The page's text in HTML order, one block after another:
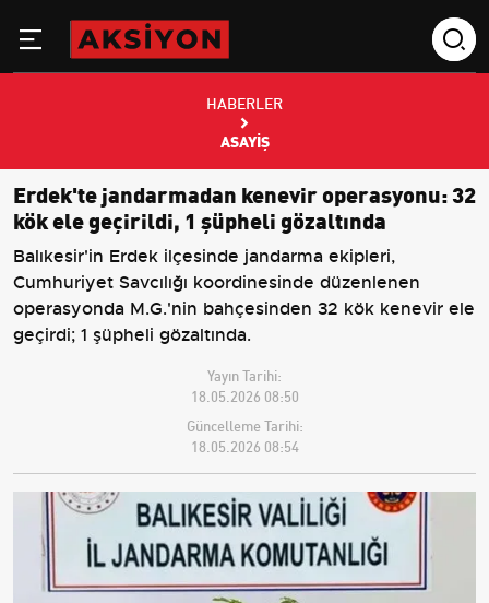
HABERLER
ASAYIŞ
Erdek'te jandarmadan kenevir operasyonu: 32
kök ele geçirildi, 1 şüpheli gözaltında
Balıkesir'in Erdek ilçesinde jandarma ekipleri,
Cumhuriyet Savcılığı koordinesinde düzenlenen
operasyonda M.G.'nin bahçesinden 32 kök kenevir ele
geçirdi; 1 şüpheli gözaltında.
Yayın Tarihi:
18.05.2026 08:50
Güncelleme Tarihi:
18.05.2026 08:54